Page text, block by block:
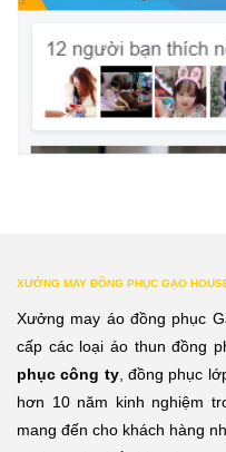
XƯỞNG MAY ĐỒNG PHỤC GẠO
Xưởng may áo đồng phục
cấp các loại áo thun đồng
phục công ty, đồng phục
hơn 10 năm kinh nghiệm
mang đến cho khách hàng